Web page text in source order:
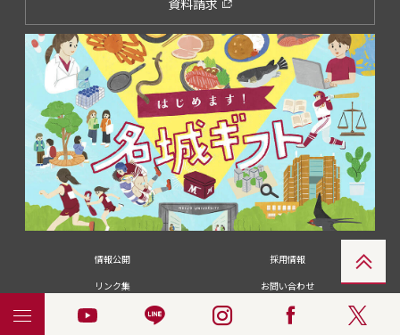
資料請求
情報公開
採用情報
リンク集
お問い合わせ
メディアの皆さま
卒業生の皆さま